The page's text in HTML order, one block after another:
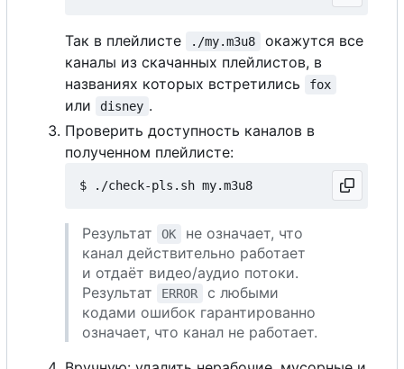
Так в плейлисте ./my.m3u8
окажутся все
каналы из скачанных плейлистов, в
названиях которых встретились
fox
или disney .
Проверить доступность каналов в
полученном плейлисте:
Результат ОК
не означает, что
канал действительно работает
и отдаёт видео/аудио потоки.
Результат
ERROR
с любыми
кодами ошибок гарантированно
означает, что канал не работает.